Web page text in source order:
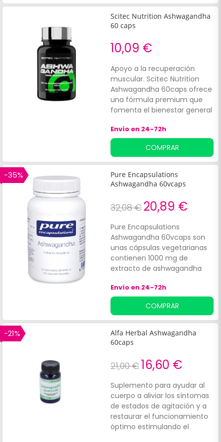
Reconocida por sus
propiedades:Relajantes.
Scitec Nutrition Ashwagandha
60 caps
10,09 €
Apoyo a la recuperación
muscular. Scitec Nutrition
Ashwagandha 60caps ofrece
una fórmula premium que
fomenta el bienestar general
Envío en 24-72h
COMPRAR
-35%
Pure Encapsulations
Ashwagandha 60vcaps
32,08 € 20,89 €
Pure Encapsulations
Ashwagandha 60vcaps son
unas cápsulas vegetarianas
contienen 1000 mg de
extracto de ashwagandha
mental y favorecer la
relajación de la mente. La raíz
de Ashwagandha es
conocida como ginseng
indio, rica en withanólidos. Es
usada con frecuencia en la
combatir momentos de
estrés y tensiones. Se puede
tomar en momentos de
tensión nerviosa o para
relajar tanto mente como
cuerpo.
Envío en 24-72h
COMPRAR
-21%
Alfa Herbal Ashwagandha
60caps
21,00 €16,60 €
Suplemento para ayudar al
cuerpo a aliviar los síntomas
de estados de agitación y a
restaurar el funcionamiento
óptimo estimulando el